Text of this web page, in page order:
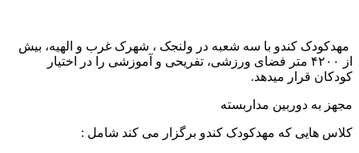
کندو با سه شعبه در ولنجک ، شهرک غرب و الهیه، بیش
از ۴۲۰۰ متر فضای ورزشی، تفریحی و آموزشی را در اختیار
قرار میدهد.
به دوربین مداربسته
هایی که مهدکودک کندو برگزار می کند شامل :